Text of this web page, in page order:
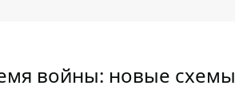
войны: новые схемы